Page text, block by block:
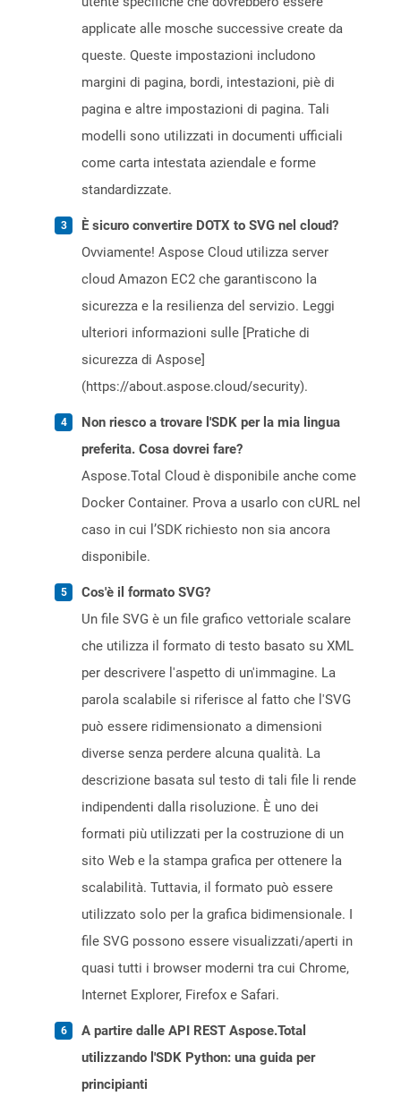
applicate alle mosche successive create da
queste. Queste impostazioni includono
margini di pagina, bordi, intestazioni, piè di
pagina e altre impostazioni di pagina. Tali
modelli sono utilizzati in documenti ufficiali
come carta intestata aziendale e forme
standardizzate.
È sicuro convertire DOTX to SVG nel cloud?
Ovviamente! Aspose Cloud utilizza server
cloud Amazon EC2 che garantiscono la
sicurezza e la resilienza del servizio. Leggi
ulteriori informazioni sulle [Pratiche di
sicurezza di Aspose]
(https://about.aspose.cloud/security).
Non riesco a trovare l'SDK per la mia lingua
preferita. Cosa dovrei fare?
Aspose.Total Cloud è disponibile anche come
Docker Container. Prova a usarlo con cURL nel
caso in cui l’SDK richiesto non sia ancora
disponibile.
Cos'è il formato SVG?
Un file SVG è un file grafico vettoriale scalare
che utilizza il formato di testo basato su XML
per descrivere l'aspetto di un'immagine. La
parola scalabile si riferisce al fatto che l'SVG
può essere ridimensionato a dimensioni
diverse senza perdere alcuna qualità. La
descrizione basata sul testo di tali file li rende
indipendenti dalla risoluzione. È uno dei
formati più utilizzati per la costruzione di un
sito Web e la stampa grafica per ottenere la
scalabilità. Tuttavia, il formato può essere
utilizzato solo per la grafica bidimensionale. I
file SVG possono essere visualizzati/aperti in
quasi tutti i browser moderni tra cui Chrome,
Internet Explorer, Firefox e Safari.
A partire dalle API REST Aspose.Total
utilizzando l'SDK Python: una guida per
principianti